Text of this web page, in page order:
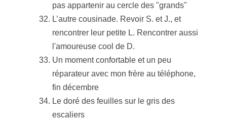
pas appartenir au cercle des "grands"
L’autre cousinade. Revoir S. et J., et
rencontrer leur petite L. Rencontrer aussi
l'amoureuse cool de D.
Un moment confortable et un peu
réparateur avec mon frère au téléphone,
fin décembre
Le doré des feuilles sur le gris des
escaliers